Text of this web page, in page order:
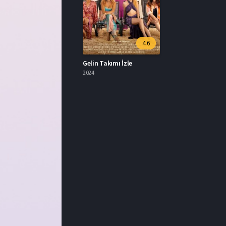
4.6
Gelin Takımı İzle
2024